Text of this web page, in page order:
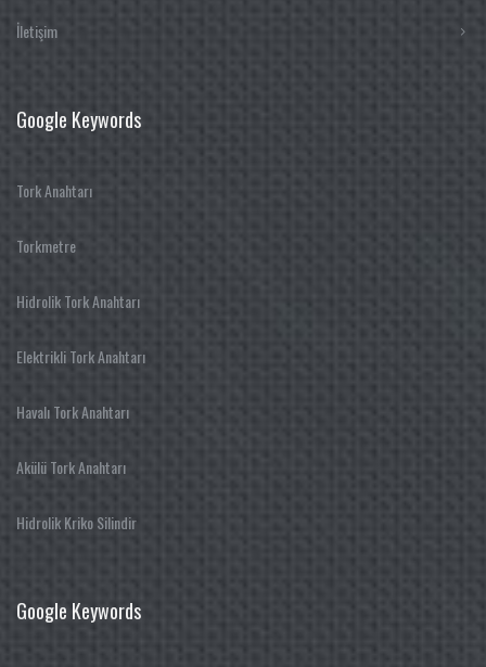
İletişim
Google Keywords
Tork Anahtarı
Torkmetre
Hidrolik Tork Anahtarı
Elektrikli Tork Anahtarı
Havalı Tork Anahtarı
Akülü Tork Anahtarı
Hidrolik Kriko Silindir
Google Keywords